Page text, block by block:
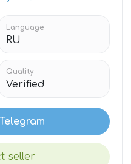
Language
RU
Quality
Verified
seller